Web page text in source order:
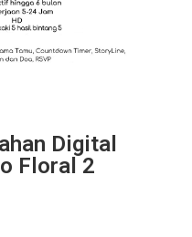
Digital
Floral 2